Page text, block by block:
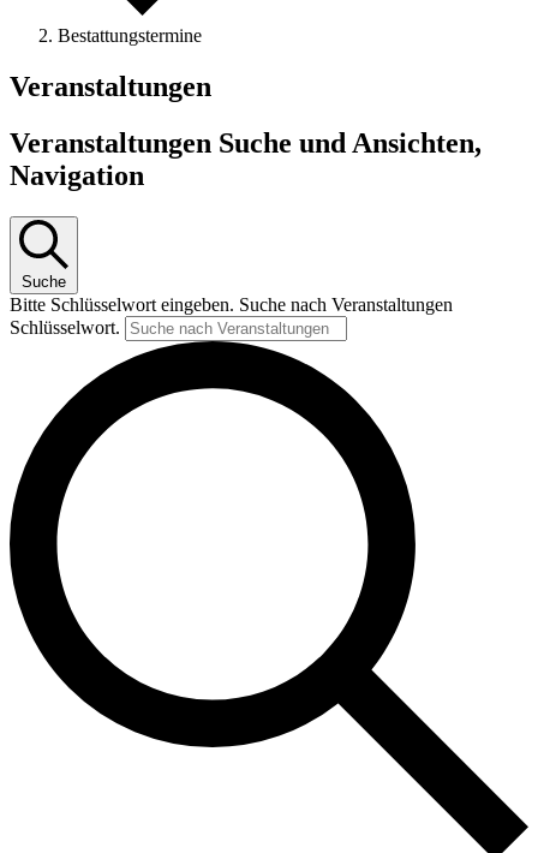
Bestattungstermine
Veranstaltungen
Veranstaltungen Suche und Ansichten,
Navigation
Suche
Bitte Schlüsselwort eingeben. Suche nach Veranstaltungen
Schlüsselwort.